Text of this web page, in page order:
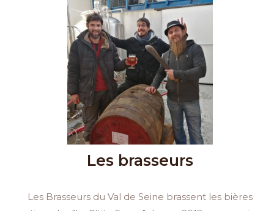
e
b
o
o
k
t
a
g
r
a
m
Les brasseurs
Les Brasseurs du Val de Seine brassent les bières